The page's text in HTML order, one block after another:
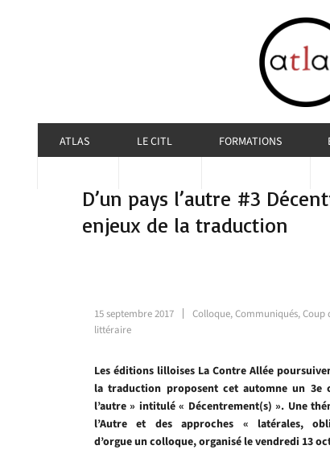
ATLAS LE CITL FORMATIONS
D’un pays l’autre #3
enjeux de la traduction
15 septembre 2017 Colloque,Communiqués,Coup
littéraire
Les éditions lilloises La Contre Allée
la traduction proposent cet automne un 3e
l’autre » intitulé « Décentrement(s) ». Une
l’Autre et des approches « latérales,
d’orgue un colloque, organisé le vendredi 13